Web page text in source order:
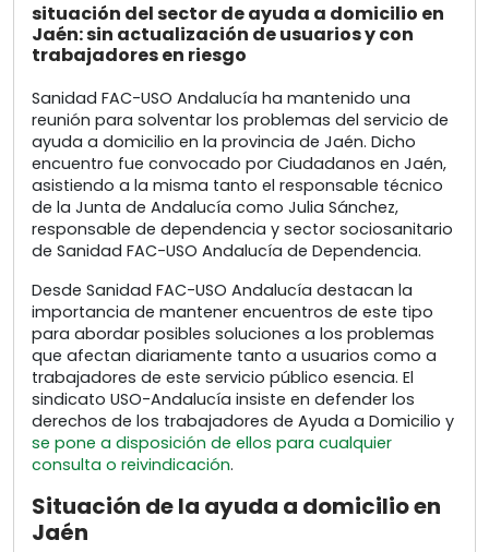
situación del sector de ayuda a domicilio en
Jaén: sin actualización de usuarios y con
trabajadores en riesgo
Sanidad FAC-USO Andalucía ha mantenido una
reunión para solventar los problemas del servicio de
ayuda a domicilio en la provincia de Jaén. Dicho
encuentro fue convocado por Ciudadanos en Jaén,
asistiendo a la misma tanto el responsable técnico
de la Junta de Andalucía como Julia Sánchez,
responsable de dependencia y sector sociosanitario
de Sanidad FAC-USO Andalucía de Dependencia.
Desde Sanidad FAC-USO Andalucía destacan la
importancia de mantener encuentros de este tipo
para abordar posibles soluciones a los problemas
que afectan diariamente tanto a usuarios como a
trabajadores de este servicio público esencia. El
sindicato USO-Andalucía insiste en defender los
derechos de los trabajadores de Ayuda a Domicilio y
se pone a disposición de ellos para cualquier
consulta o reivindicación.
Situación de la ayuda a domicilio en
Jaén